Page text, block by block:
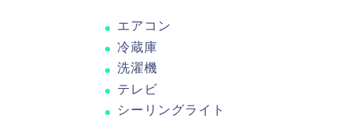
エアコン
冷蔵庫
洗濯機
テレビ
シーリングライト